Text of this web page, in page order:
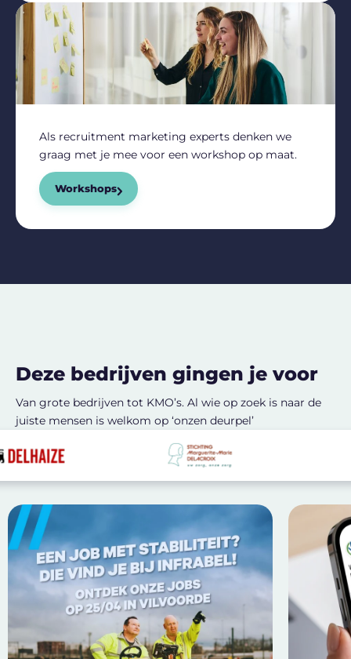
Als recruitment marketing experts denken we
graag met je mee voor een workshop op maat.
Workshops
Deze bedrijven gingen je voor
Van grote bedrijven tot KMO’s. Al wie op zoek is naar de
juiste mensen is welkom op ‘onzen deurpel’